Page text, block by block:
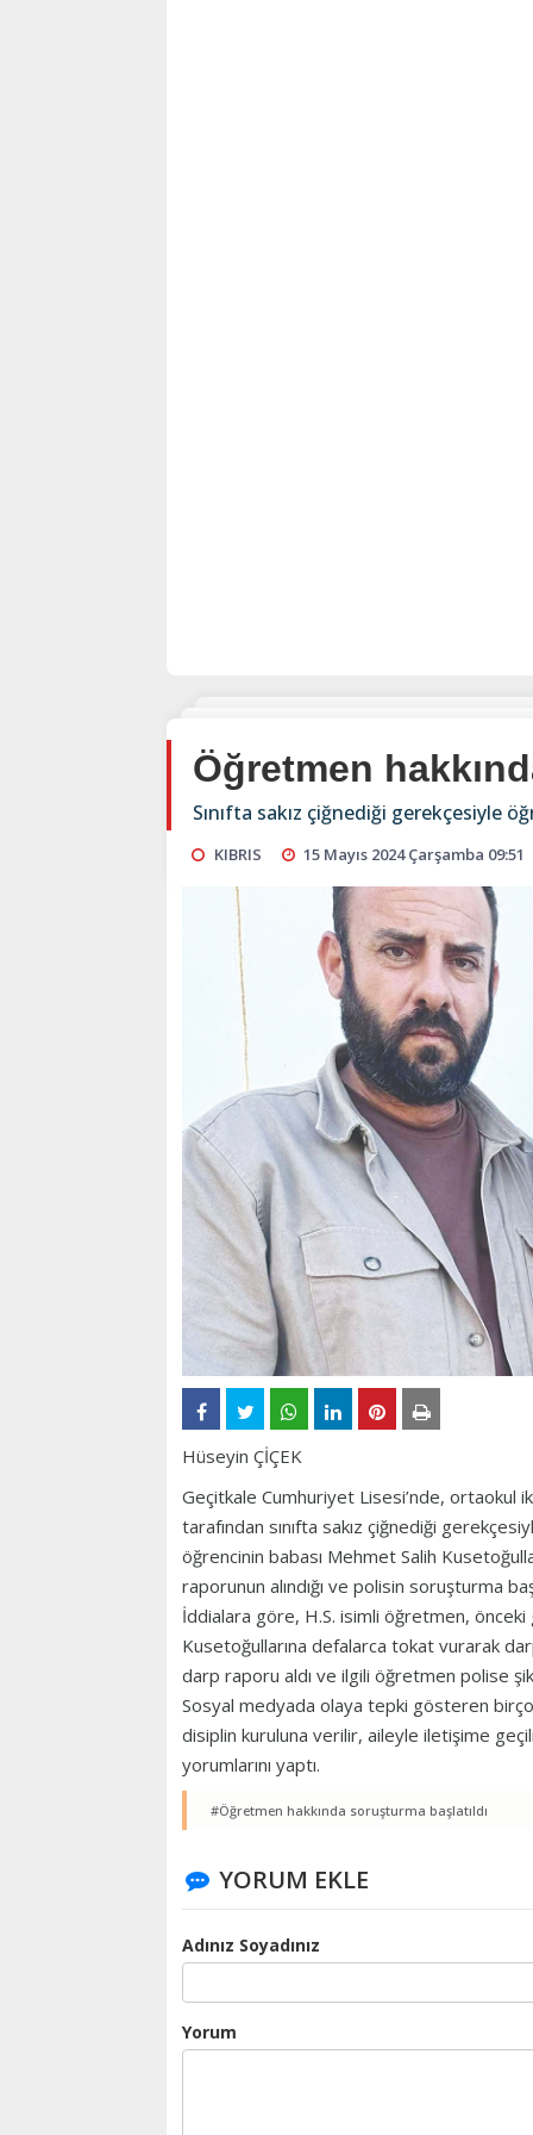
Öğretmen
Sınıfta sakız çiğnediği gerekçesiyle
KIBRIS 15 Mayıs 2024 Çarşamba 09:51
Hüseyin ÇİÇEK
Geçitkale Cumhuriyet Lisesi’nde, ortaokul
tarafından sınıfta sakız çiğnediği
öğrencinin babası Mehmet Salih
raporunun alındığı ve polisin soruşturma
İddialara göre, H.S. isimli öğretmen, önceki
Kusetoğullarına defalarca tokat vurarak
darp raporu aldı ve ilgili öğretmen polise
Sosyal medyada olaya tepki gösteren
disiplin kuruluna verilir, aileyle iletişime
yorumlarını yaptı.
#Öğretmen hakkında soruşturma başlatıldı
YORUM EKLE
Adınız Soyadınız
Yorum